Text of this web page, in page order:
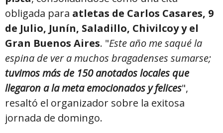
obligada para atletas de Carlos Casares, 9
de Julio, Junín, Saladillo, Chivilcoy y el
Gran Buenos Aires. "Este año me saqué la
espina de ver a muchos bragadenses sumarse;
tuvimos más de 150 anotados locales que
llegaron a la meta emocionados y felices",
resaltó el organizador sobre la exitosa
jornada de domingo.